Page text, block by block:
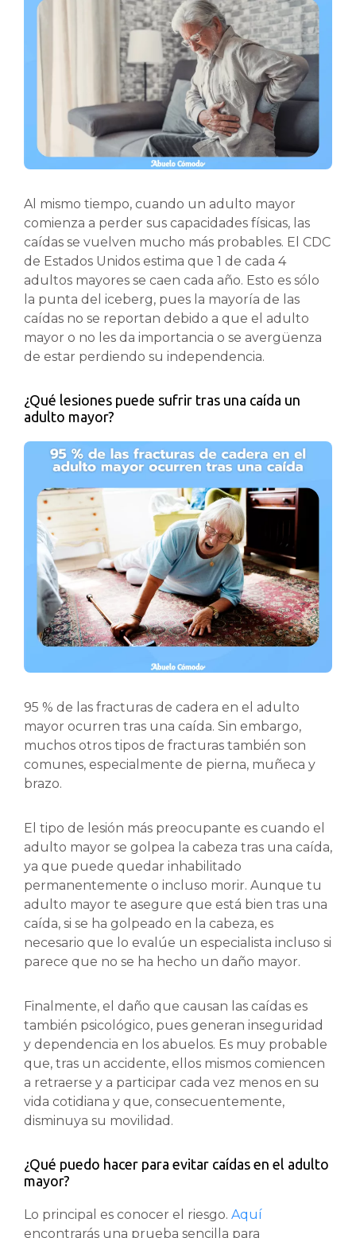
Al mismo tiempo, cuando un adulto mayor
comienza a perder sus capacidades físicas, las
caídas se vuelven mucho más probables. El CDC
de Estados Unidos estima que 1 de cada 4
adultos mayores se caen cada año. Esto es sólo
la punta del iceberg, pues la mayoría de las
caídas no se reportan debido a que el adulto
mayor o no les da importancia o se avergüenza
de estar perdiendo su independencia.
¿Qué lesiones puede sufrir tras una caída un
adulto mayor?
95 % de las fracturas de cadera en el adulto
mayor ocurren tras una caída. Sin embargo,
muchos otros tipos de fracturas también son
comunes, especialmente de pierna, muñeca y
brazo.
El tipo de lesión más preocupante es cuando el
adulto mayor se golpea la cabeza tras una caída,
ya que puede quedar inhabilitado
permanentemente o incluso morir. Aunque tu
adulto mayor te asegure que está bien tras una
caída, si se ha golpeado en la cabeza, es
necesario que lo evalúe un especialista incluso si
parece que no se ha hecho un daño mayor.
Finalmente, el daño que causan las caídas es
también psicológico, pues generan inseguridad
y dependencia en los abuelos. Es muy probable
que, tras un accidente, ellos mismos comiencen
a retraerse y a participar cada vez menos en su
vida cotidiana y que, consecuentemente,
disminuya su movilidad.
¿Qué puedo hacer para evitar caídas en el adulto
mayor?
Lo principal es conocer el riesgo. Aquí
encontrarás una prueba sencilla para